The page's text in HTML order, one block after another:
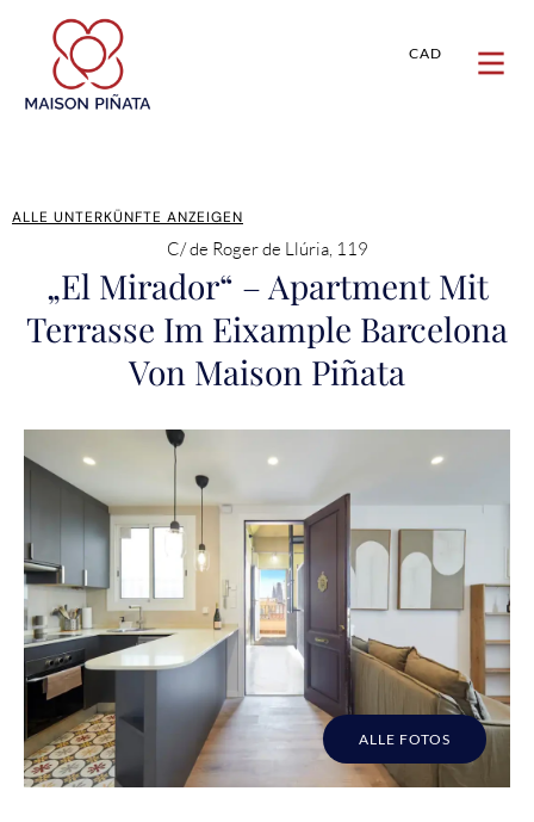
CAD
ALLE UNTERKÜNFTE ANZEIGEN
C/ de Roger de Llúria, 119
„El Mirador“ – Apartment Mit
Terrasse Im Eixample Barcelona
Von Maison Piñata
ALLE FOTOS